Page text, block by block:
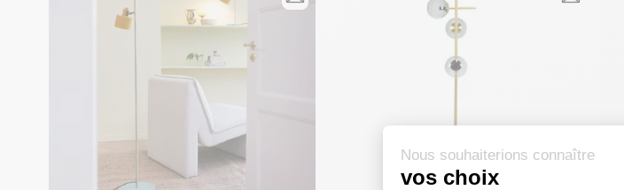
Nous souhaiterions connaître
vos choix